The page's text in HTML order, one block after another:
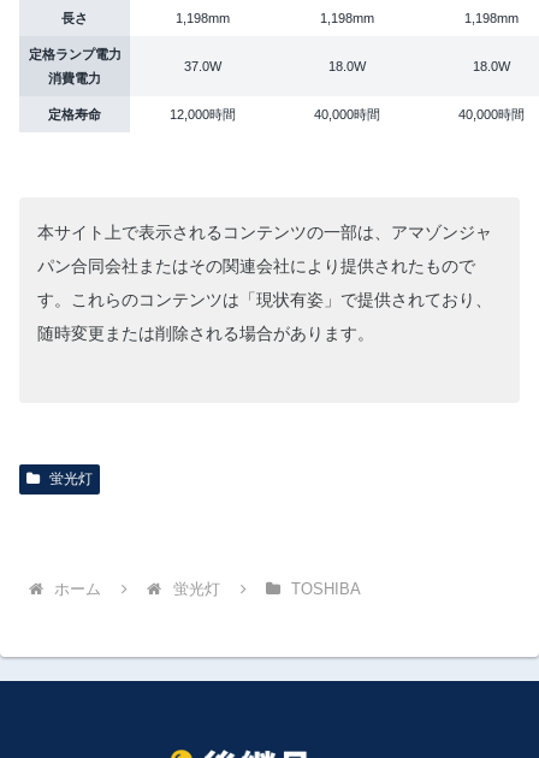
長さ 1,198mm 1,198mm 1,198mm
定格ランプ電力
消費電力
37.0W 18.0W 18.0W
定格寿命 12,000時間 40,000時間 40,000時間
本サイト上で表示されるコンテンツの一部は、アマゾンジャ
パン合同会社またはその関連会社により提供されたもので
す。これらのコンテンツは「現状有姿」で提供されており、
随時変更または削除される場合があります。
蛍光灯
ホーム 蛍光灯 TOSHIBA